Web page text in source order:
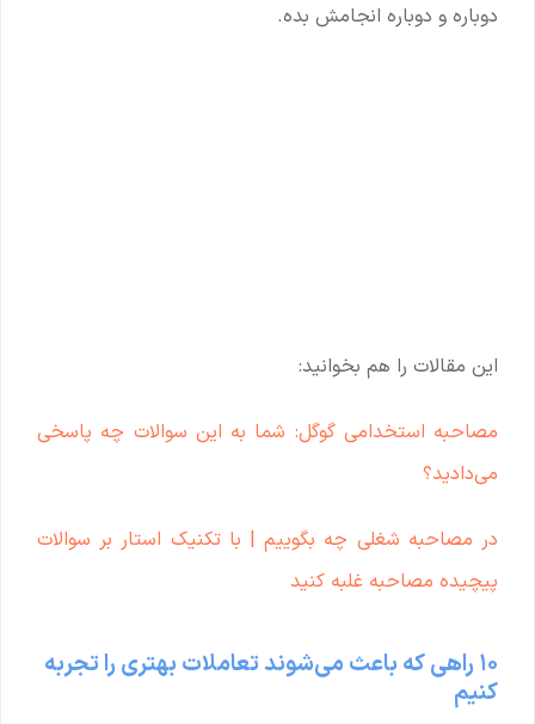
دوباره و دوباره انجامش بده.
این مقالات را هم بخوانید:
مصاحبه استخدامی گوگل: شما به این سوالات چه پاسخی
می‌دادید؟
در مصاحبه شغلی چه بگوییم | با تکنیک استار بر سوالات
پیچیده مصاحبه غلبه کنید
۱۰ راهی که باعث می‌شوند تعاملات بهتری را تجربه
کنیم